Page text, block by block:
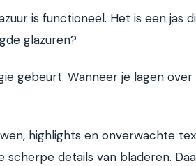
is functioneel. Het is een jas
glazuren?
gebeurt. Wanneer je lagen
highlights en onverwachte
scherpe details van bladeren.